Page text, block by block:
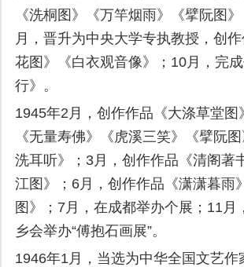
《洗桐图》《万竿烟雨》《擘阮图
月，晋升为中央大学专执教授，创
花图》《白衣观音像》；10月，完
行》。
1945年2月，创作作品《大涤草堂图
《无量寿佛》《虎溪三笑》《擘阮
洗耳听》；3月，创作作品《清阁著
江图》；6月，创作作品《潇潇暮雨
图》；7月，在成都举办个展；11月
乡会举办“傅抱石画展”。
1946年1月，当选为中华全国文艺作